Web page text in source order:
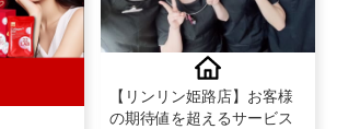
【リンリン姫路店】お客様
の期待値を超えるサービス